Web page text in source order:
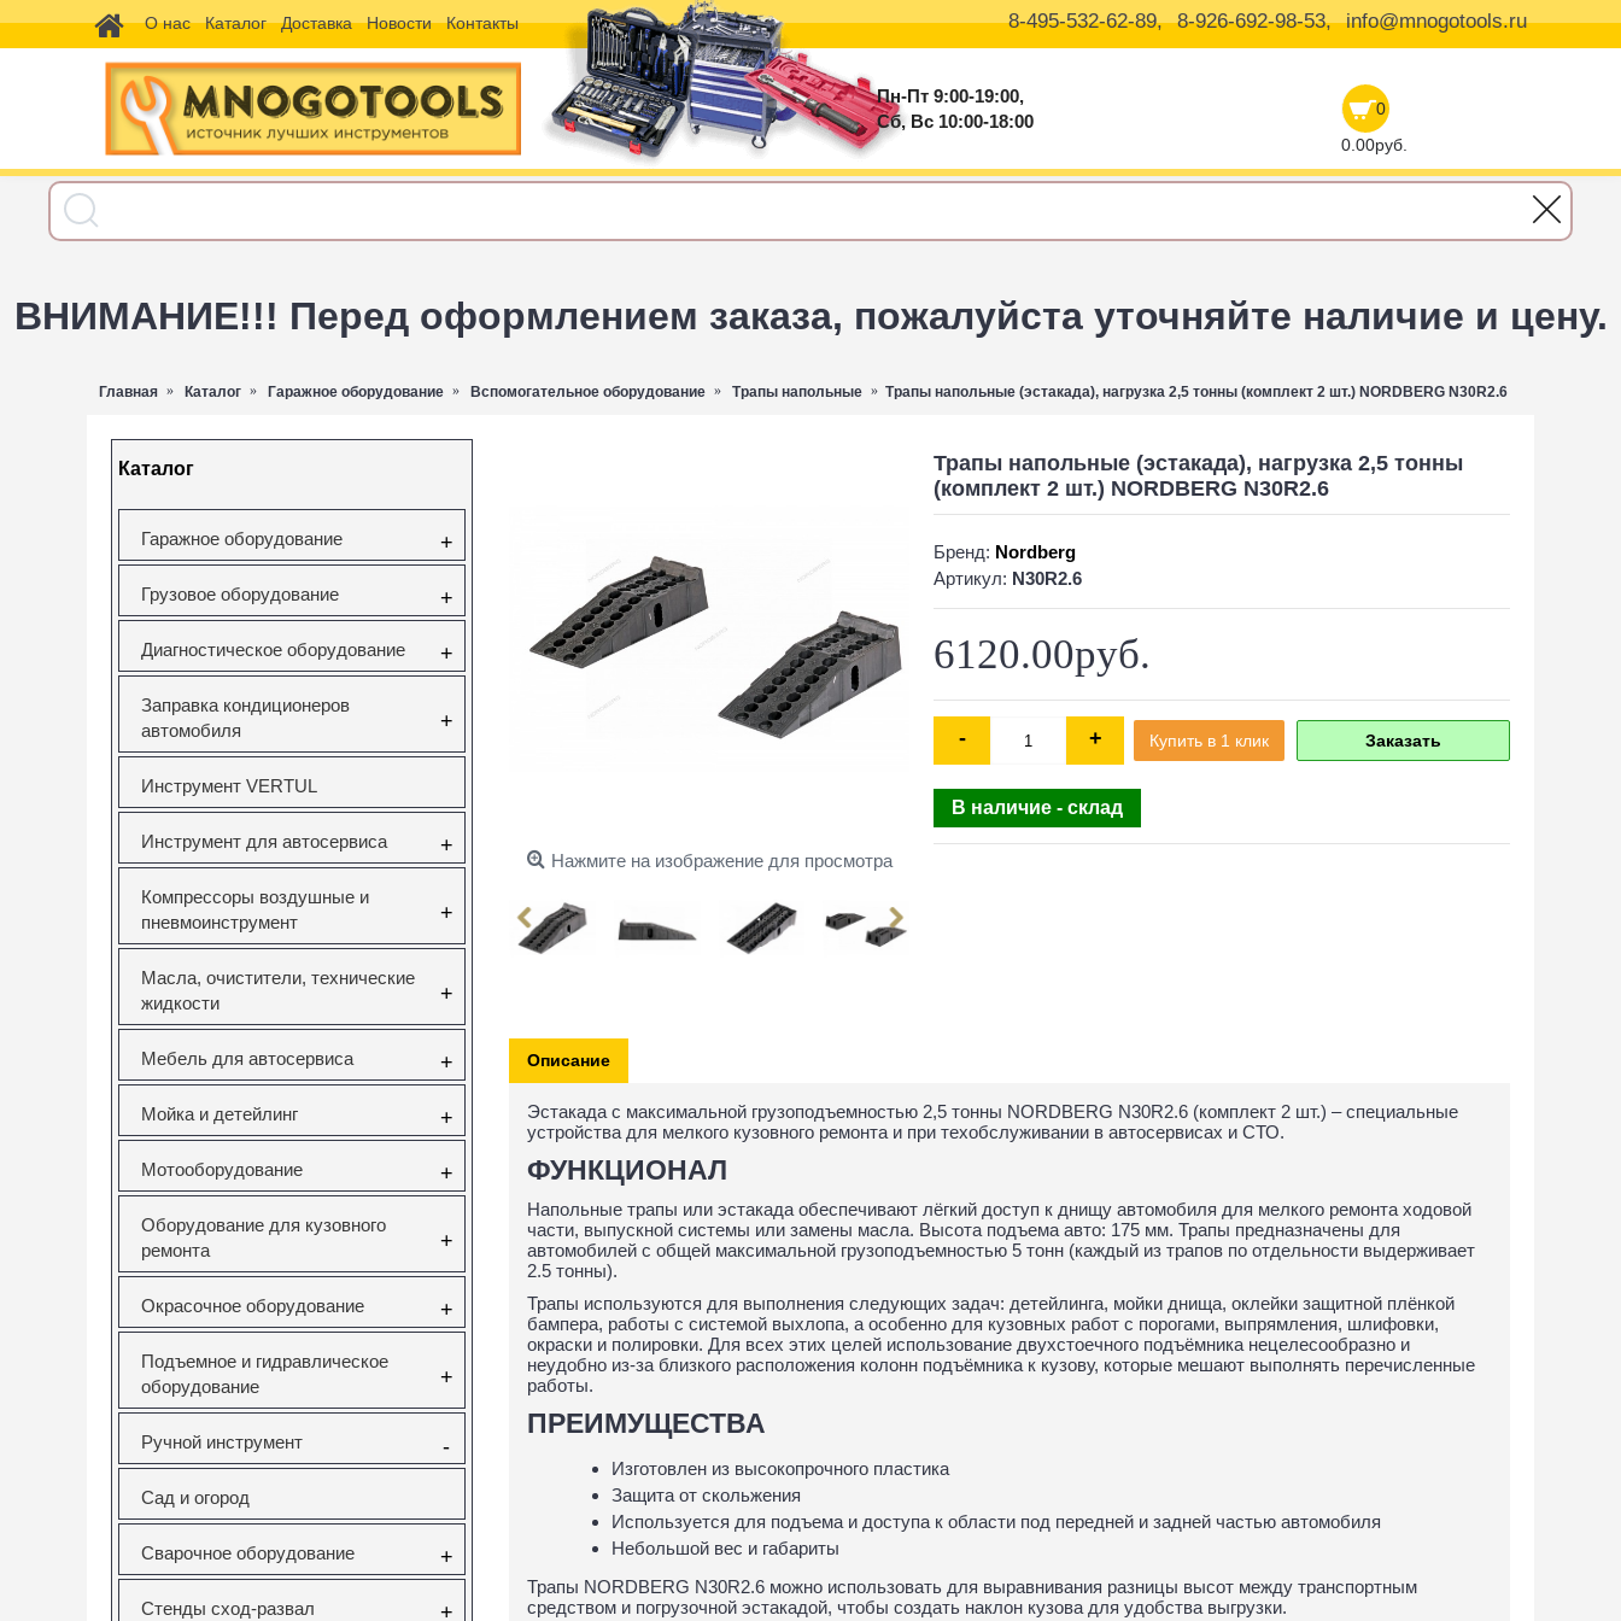
О нас Каталог Доставка Новости Контакты 8-495-532-62-89, 8-926-692-98-53, info@mnogotools.ru
Пн-Пт 9:00-19:00,
Сб, Вс 10:00-18:00
0
0.00руб.
ВНИМАНИЕ!!! Перед оформлением заказа, пожалуйста уточняйте наличие и цену.
Главная Каталог Гаражное оборудование Вспомогательное оборудование Трапы напольные Трапы напольные (эстакада), нагрузка 2,5 тонны (комплект 2 шт.) NORDBERG N30R2.6
Каталог
Гаражное оборудование +
Грузовое оборудование +
Диагностическое оборудование +
Заправка кондиционеров
автомобиля
+
Инструмент VERTUL
Инструмент для автосервиса +
Компрессоры воздушные и
пневмоинструмент
+
Масла, очистители, технические
жидкости
+
Мебель для автосервиса +
Мойка и детейлинг +
Мотооборудование +
Оборудование для кузовного
ремонта
+
Окрасочное оборудование +
Подъемное и гидравлическое
оборудование
+
Ручной инструмент -
Сад и огород
Сварочное оборудование +
Стенды сход-развал +
Нажмите на изображение для просмотра
Трапы напольные (эстакада), нагрузка 2,5 тонны
(комплект 2 шт.) NORDBERG N30R2.6
Бренд: Nordberg
Артикул: N30R2.6
6120.00руб.
- + Купить в 1 клик Заказать
В наличие - склад
Описание
Эстакада с максимальной грузоподъемностью 2,5 тонны NORDBERG N30R2.6 (комплект 2 шт.) – специальные
устройства для мелкого кузовного ремонта и при техобслуживании в автосервисах и СТО.
ФУНКЦИОНАЛ
Напольные трапы или эстакада обеспечивают лёгкий доступ к днищу автомобиля для мелкого ремонта ходовой
части, выпускной системы или замены масла. Высота подъема авто: 175 мм. Трапы предназначены для
автомобилей с общей максимальной грузоподъемностью 5 тонн (каждый из трапов по отдельности выдерживает
2.5 тонны).
Трапы используются для выполнения следующих задач: детейлинга, мойки днища, оклейки защитной плёнкой
бампера, работы с системой выхлопа, а особенно для кузовных работ с порогами, выпрямления, шлифовки,
окраски и полировки. Для всех этих целей использование двухстоечного подъёмника нецелесообразно и
неудобно из-за близкого расположения колонн подъёмника к кузову, которые мешают выполнять перечисленные
работы.
ПРЕИМУЩЕСТВА
Изготовлен из высокопрочного пластика
Защита от скольжения
Используется для подъема и доступа к области под передней и задней частью автомобиля
Небольшой вес и габариты
Трапы NORDBERG N30R2.6 можно использовать для выравнивания разницы высот между транспортным
средством и погрузочной эстакадой, чтобы создать наклон кузова для удобства выгрузки.